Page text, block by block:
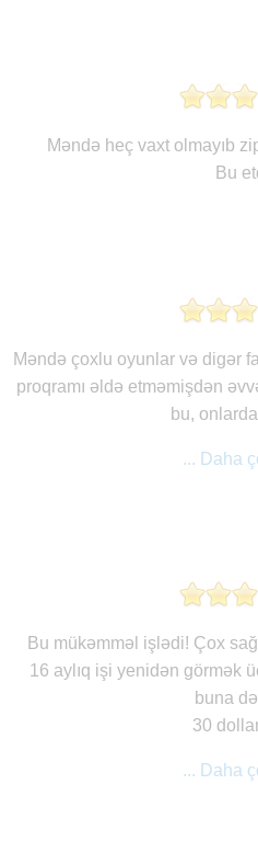
Məndə heç vaxt olmayıb
Bu
Məndə çoxlu oyunlar və digər
proqramı əldə etməmişdən
bu,
... Daha
Bu mükəmməl işlədi! Çox
16 aylıq işi yenidən görmək
buna
30
... Daha